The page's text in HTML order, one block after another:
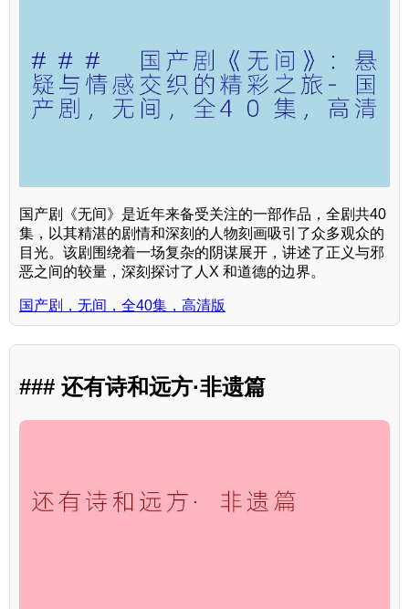
国产剧《无间》是近年来备受关注的一部作品，全剧共40
集，以其精湛的剧情和深刻的人物刻画吸引了众多观众的
目光。该剧围绕着一场复杂的阴谋展开，讲述了正义与邪
恶之间的较量，深刻探讨了人X 和道德的边界。
国产剧，无间，全40集，高清版
### 还有诗和远方·非遗篇